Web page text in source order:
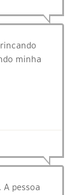
minha
A pessoa